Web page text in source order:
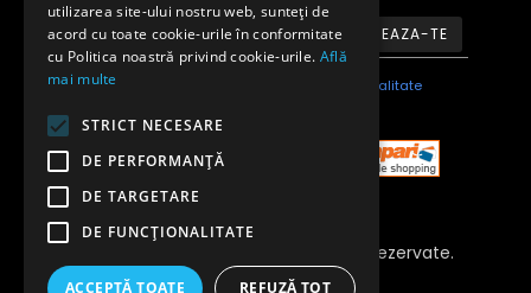
ABONEAZA-TE
Am citit şi sunt de acord cu Politica de confidentialitate
Copyright 2023 © Toate Drepturile Rezervate.
Anvelopeavantajoase.ro
utilizarea site-ului nostru web, sunteți de
acord cu toate cookie-urile în conformitate
cu Politica noastră privind cookie-urile. Află
mai multe
STRICT NECESARE
DE PERFORMANȚĂ
DE TARGETARE
DE FUNCŢIONALITATE
ACCEPTĂ TOATE REFUZĂ TOT